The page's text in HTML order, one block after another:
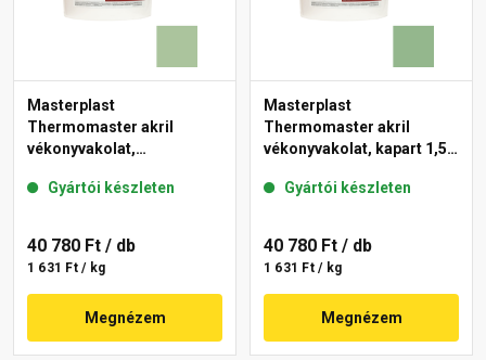
Masterplast
Thermomaster akril
vékonyvakolat,
41-C 25 kg
Gyártói készleten
40 780 Ft / db
1 631 Ft / kg
Megnézem
Masterplast
Thermomaster akril
vékonyvakolat, kapart 1,5
Gyártói készleten
40 780 Ft / db
1 631 Ft / kg
Megnézem